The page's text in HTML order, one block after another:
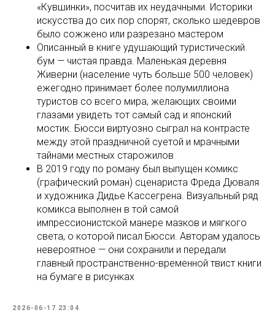
«Кувшинки», посчитав их неудачными. Историки
искусства до сих пор спорят, сколько шедевров
было сожжено или разрезано мастером
Описанный в книге удушающий туристический
бум — чистая правда. Маленькая деревня
Живерни (население чуть больше 500 человек)
ежегодно принимает более полумиллиона
туристов со всего мира, желающих своими
глазами увидеть тот самый сад и японский
мостик. Бюсси виртуозно сыграл на контрасте
между этой праздничной суетой и мрачными
тайнами местных старожилов
В 2019 году по роману был выпущен комикс
(графический роман) сценариста Фреда Дюваля
и художника Дидье Кассегрена. Визуальный ряд
комикса выполнен в той самой
импрессионистской манере мазков и мягкого
света, о которой писал Бюсси. Авторам удалось
невероятное — они сохранили и передали
главный пространственно-временной твист книги
на бумаге в рисунках
2026-06-17 23:04